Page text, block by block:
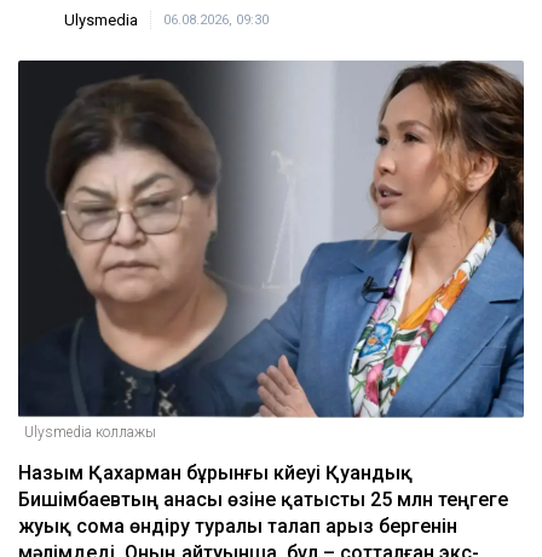
Ulysmedia 06.08.2026, 09:30
Ulysmedia коллажы
Назым Қахарман бұрынғы күйеуі Қуандық
Бишімбаевтың анасы өзіне қатысты 25 млн теңгеге
жуық сома өндіру туралы талап арыз бергенін